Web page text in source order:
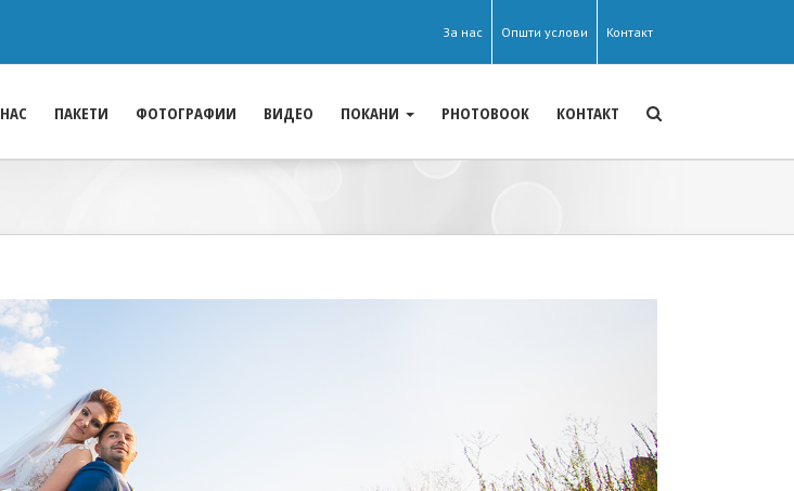
За нас Општи услови Контакт
ПАКЕТИ ФОТОГРАФИИ ВИДЕО ПОКАНИ PHOTOBOOK КОНТАКТ